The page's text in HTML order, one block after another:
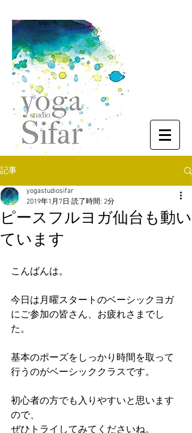
記事
ピースフルヨガ仙台も動い
ています
yogastudiosifar
2019年1月7日 読了時間: 2分
こんばんは。
今日は月曜スタートのベーシックヨガ
にご参加の皆さん、お疲れさまでし
た。
基本のポーズをしっかり時間を取って
行うのがベーシッククラスです。
初心者の方でも入りやすいと思います
ので、
ぜひトライしてみてくださいね。